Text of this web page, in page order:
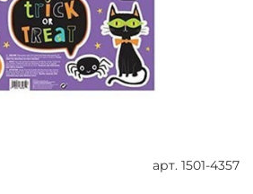
арт. 1501-4357